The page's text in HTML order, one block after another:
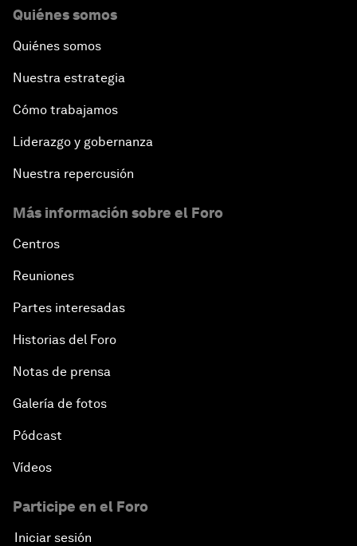
Quiénes somos
Quiénes somos
Nuestra estrategia
Cómo trabajamos
Liderazgo y gobernanza
Nuestra repercusión
Más información sobre el Foro
Centros
Reuniones
Partes interesadas
Historias del Foro
Notas de prensa
Galería de fotos
Pódcast
Vídeos
Participe en el Foro
Iniciar sesión